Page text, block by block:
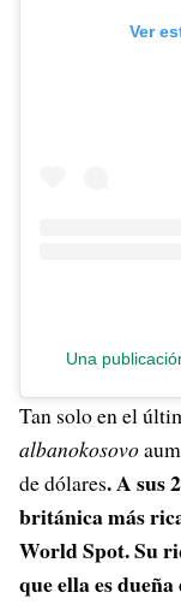
Ver
Una
Tan solo en el
albanokosovo
de dólares. A sus
británica más
World Spot. Su
que ella es dueña